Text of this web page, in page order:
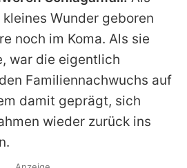
Wunder geboren
noch im Koma. Als sie
war die eigentlich
Familiennachwuchs auf
damit geprägt, sich
wieder zurück ins